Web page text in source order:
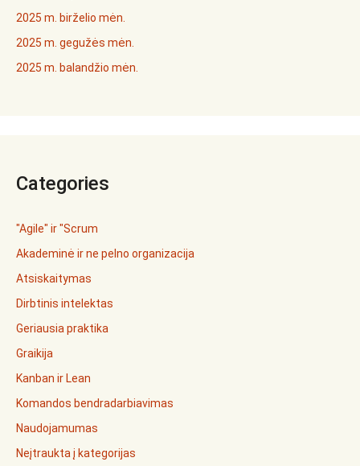
2025 m. birželio mėn.
2025 m. gegužės mėn.
2025 m. balandžio mėn.
Categories
"Agile" ir "Scrum
Akademinė ir ne pelno organizacija
Atsiskaitymas
Dirbtinis intelektas
Geriausia praktika
Graikija
Kanban ir Lean
Komandos bendradarbiavimas
Naudojamumas
Neįtraukta į kategorijas